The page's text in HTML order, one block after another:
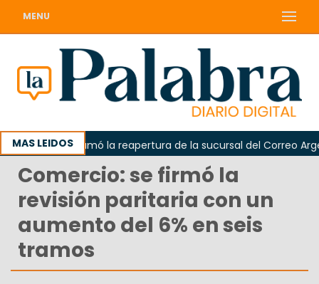
MENU
MAS LEIDOS
Odarda reclamó la reapertura de la sucursal del Correo
Comercio: se firmó la
revisión paritaria con un
aumento del 6% en seis
tramos